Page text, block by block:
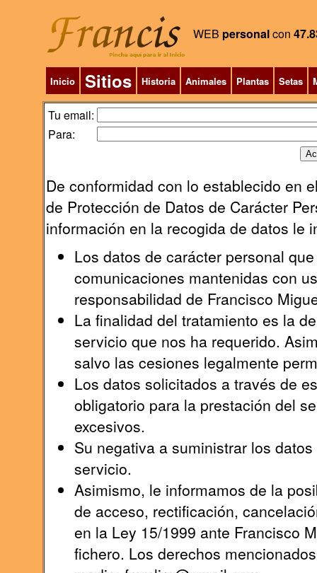
WEB personalcon
Inicio Sitios Historia Animales Plantas Setas
Tu email:
Para:
De conformidad con lo establecido en
de Protección de Datos de Carácter
información en la recogida de datos le
Los datos de carácter personal
comunicaciones mantenidas con
responsabilidad de Francisco
La finalidad del tratamiento es la
servicio que nos ha requerido.
salvo las cesiones legalmente
Los datos solicitados a través de
obligatorio para la prestación del
excesivos.
Su negativa a suministrar los
servicio.
Asimismo, le informamos de la
de acceso, rectificación,
en la Ley 15/1999 ante Francisco
fichero. Los derechos